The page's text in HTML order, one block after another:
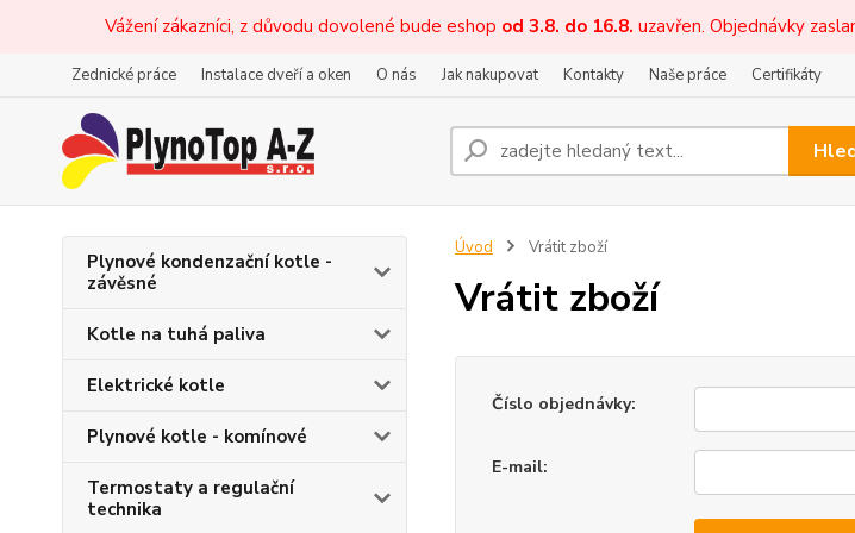
Vážení zákazníci, z důvodu dovolené bude eshop od 3.8. do 16.8. uzavřen. Objednávky
Zednické práce Instalace dveří a oken O nás Jak nakupovat Kontakty Naše práce Certifikáty
Plynové kondenzační kotle -
závěsné
Kotle na tuhá paliva
Elektrické kotle
Plynové kotle - komínové
Termostaty a regulační
technika
Úvod Vrátit zboží
Vrátit zboží
Číslo objednávky:
E-mail: